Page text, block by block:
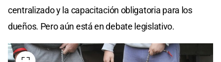
centralizado y la capacitación obligatoria para los
dueños. Pero aún está en debate legislativo.